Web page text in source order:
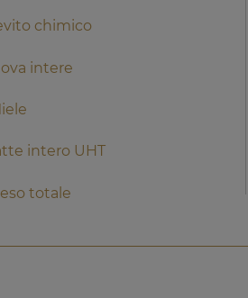
chimico
intere
intero UHT
totale